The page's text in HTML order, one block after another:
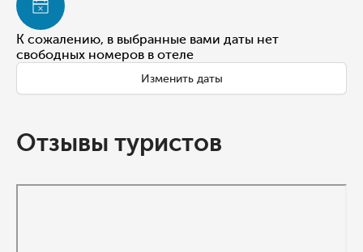
К сожалению, в выбранные вами даты нет
свободных номеров в отеле
Изменить даты
Отзывы туристов